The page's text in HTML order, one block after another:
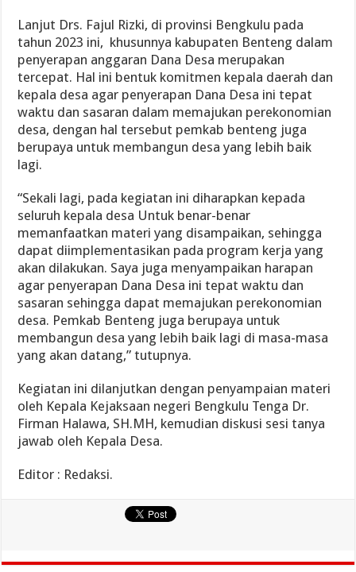
Lanjut Drs. Fajul Rizki, di provinsi Bengkulu pada
tahun 2023 ini, khusunnya kabupaten Benteng dalam
penyerapan anggaran Dana Desa merupakan
tercepat. Hal ini bentuk komitmen kepala daerah dan
kepala desa agar penyerapan Dana Desa ini tepat
waktu dan sasaran dalam memajukan perekonomian
desa, dengan hal tersebut pemkab benteng juga
berupaya untuk membangun desa yang lebih baik
lagi.
“Sekali lagi, pada kegiatan ini diharapkan kepada
seluruh kepala desa Untuk benar-benar
memanfaatkan materi yang disampaikan, sehingga
dapat diimplementasikan pada program kerja yang
akan dilakukan. Saya juga menyampaikan harapan
agar penyerapan Dana Desa ini tepat waktu dan
sasaran sehingga dapat memajukan perekonomian
desa. Pemkab Benteng juga berupaya untuk
membangun desa yang lebih baik lagi di masa-masa
yang akan datang,” tutupnya.
Kegiatan ini dilanjutkan dengan penyampaian materi
oleh Kepala Kejaksaan negeri Bengkulu Tenga Dr.
Firman Halawa, SH.MH, kemudian diskusi sesi tanya
jawab oleh Kepala Desa.
Editor : Redaksi.